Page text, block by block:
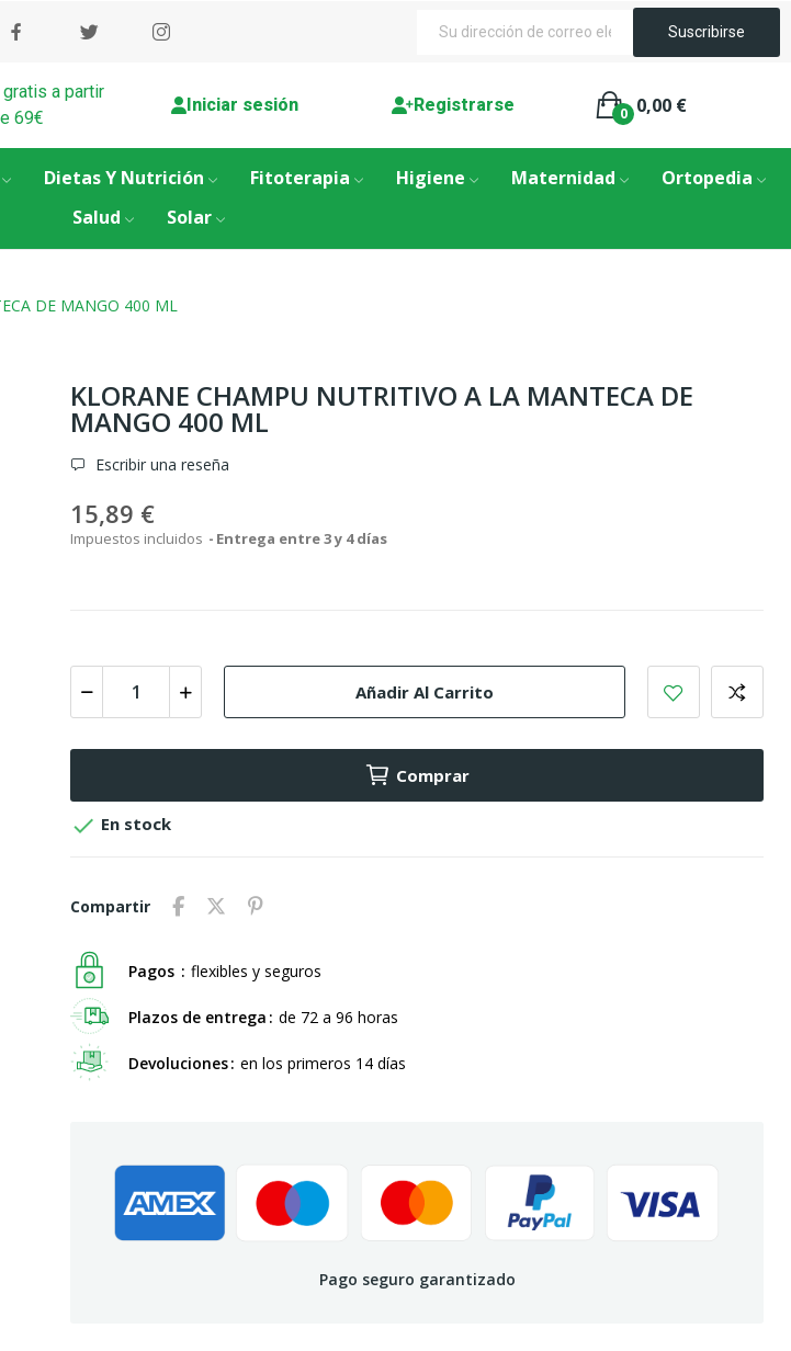
a partir
69€
Iniciar sesión Registrarse 0,00 €
0
Dietas Y Nutrición Fitoterapia Higiene Maternidad
Ortopedia
Salud
Solar
DE MANGO 400 ML
KLORANE CHAMPU NUTRITIVO A LA MANTECA DE
MANGO 400 ML
Escribir una reseña
15,89 €
Impuestos incluidos Entrega entre 3 y 4 días
Añadir Al Carrito
Comprar
 En stock
Compartir
Pagos flexibles y seguros
Plazos de entrega de 72 a 96 horas
Devoluciones en los primeros 14 días
Pago seguro garantizado